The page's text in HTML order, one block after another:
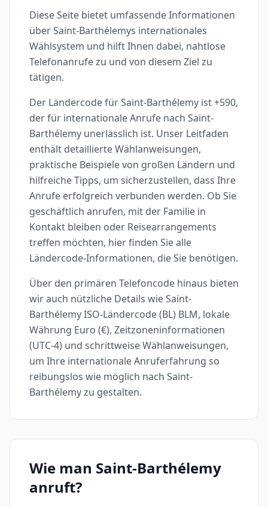
Diese Seite bietet umfassende Informationen
über Saint-Barthélemys internationales
Wählsystem und hilft Ihnen dabei, nahtlose
Telefonanrufe zu und von diesem Ziel zu
tätigen.
Der Ländercode für Saint-Barthélemy ist +590,
der für internationale Anrufe nach Saint-
Barthélemy unerlässlich ist. Unser Leitfaden
enthält detaillierte Wählanweisungen,
praktische Beispiele von großen Ländern und
hilfreiche Tipps, um sicherzustellen, dass Ihre
Anrufe erfolgreich verbunden werden. Ob Sie
geschäftlich anrufen, mit der Familie in
Kontakt bleiben oder Reisearrangements
treffen möchten, hier finden Sie alle
Ländercode-Informationen, die Sie benötigen.
Über den primären Telefoncode hinaus bieten
wir auch nützliche Details wie Saint-
Barthélemy ISO-Ländercode (BL) BLM, lokale
Währung Euro (€), Zeitzoneninformationen
(UTC-4) und schrittweise Wählanweisungen,
um Ihre internationale Anruferfahrung so
reibungslos wie möglich nach Saint-
Barthélemy zu gestalten.
Wie man Saint-Barthélemy
anruft?